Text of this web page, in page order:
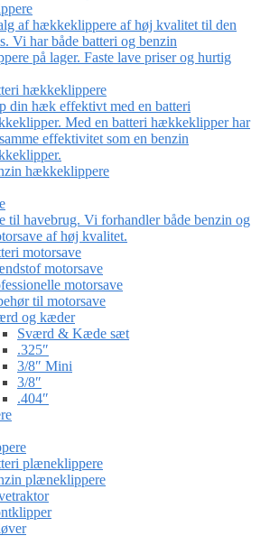
af hækkeklippere af høj kvalitet til den
Vi har både batteri og benzin
på lager. Faste lave priser og hurtig
hækkeklippere
din hæk effektivt med en batteri
Med en batteri hækkeklipper har
effektivitet som en benzin
hækkeklippere
til havebrug. Vi forhandler både benzin og
af høj kvalitet.
motorsave
motorsave
motorsave
til motorsave
og kæder
Sværd & Kæde sæt
.325″
3/8″ Mini
3/8″
.404″
plæneklippere
plæneklippere